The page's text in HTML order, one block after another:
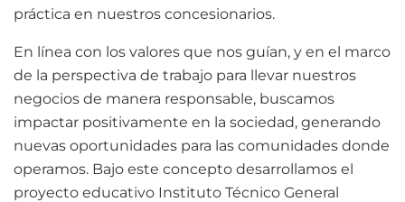
práctica en nuestros concesionarios.
En línea con los valores que nos guían, y en el marco
de la perspectiva de trabajo para llevar nuestros
negocios de manera responsable, buscamos
impactar positivamente en la sociedad, generando
nuevas oportunidades para las comunidades donde
operamos. Bajo este concepto desarrollamos el
proyecto educativo Instituto Técnico General